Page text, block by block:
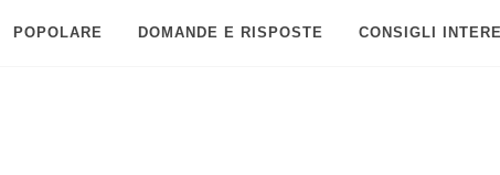
POPOLARE DOMANDE E RISPOSTE CONSIGLI